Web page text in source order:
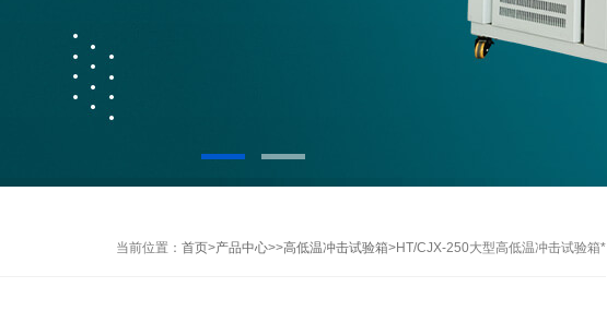
当前位置： 首页>产品中心>>高低温冲击试验箱>HT/CJX-250大型高低温冲击试验箱*